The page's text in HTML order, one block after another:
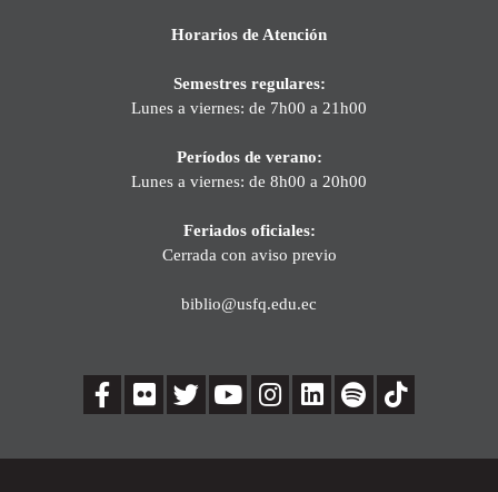
Horarios de Atención
Semestres regulares:
Lunes a viernes: de 7h00 a 21h00
Períodos de verano:
Lunes a viernes: de 8h00 a 20h00
Feriados oficiales:
Cerrada con aviso previo
biblio@usfq.edu.ec